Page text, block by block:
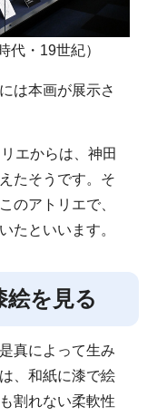
代・19世紀）
は本画が展示さ
エからは、神田
たそうです。そ
のアトリエで、
たといいます。
絵を見る
真によって生み
、和紙に漆で絵
割れない柔軟性